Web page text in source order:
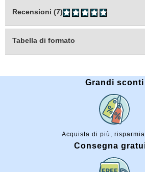
Recensioni (7)
Tabella di formato
Grandi sconti
Acquista di più,
Consegna